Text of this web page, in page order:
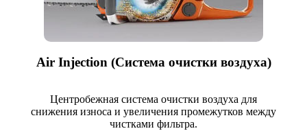
Air Injection (Система очистки воздуха)
Центробежная система очистки воздуха для
снижения износа и увеличения промежутков между
чистками фильтра.